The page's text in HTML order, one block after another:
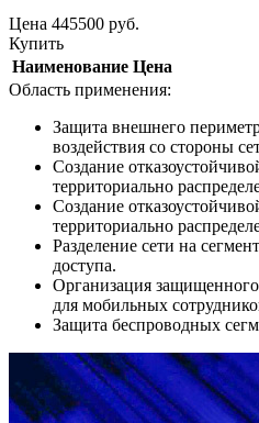
Цена 445500 руб.
Купить
Наименование Цена
Область применения:
Защита внешнего
воздействия со стороны
Создание
территориально
Создание
территориально
Разделение сети на
доступа.
Организация защищенного
для мобильных
Защита беспроводных